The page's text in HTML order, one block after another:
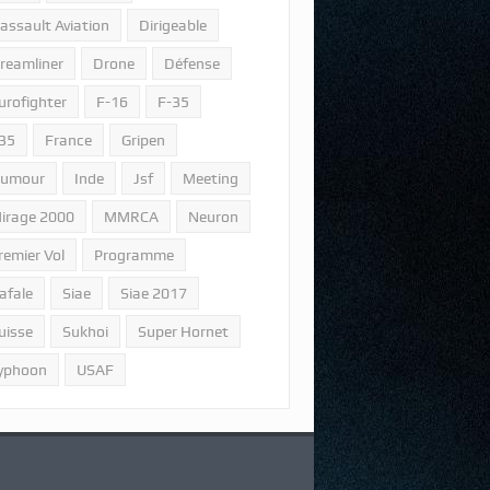
Aviation Dirigeable
Drone Défense
F-16 F-35
France Gripen
Inde Jsf Meeting
2000 MMRCA Neuron
Vol Programme
Siae Siae 2017
Sukhoi Super Hornet
USAF